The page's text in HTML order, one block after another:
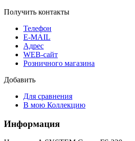
Получить контакты
Телефон
E-MAIL
Адрес
WEB-сайт
Розничного магазина
Добавить
Для сравнения
В мою Коллекцию
Информация